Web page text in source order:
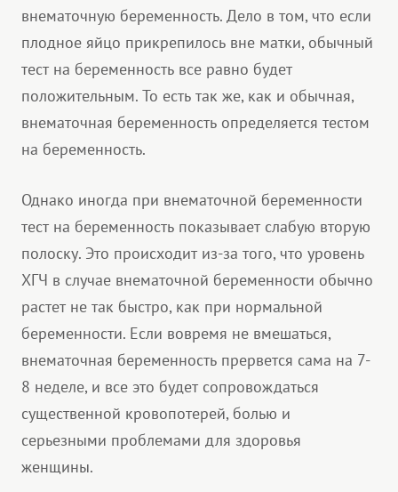
внематочную беременность. Дело в том, что если
плодное яйцо прикрепилось вне матки, обычный
тест на беременность все равно будет
положительным. То есть так же, как и обычная,
внематочная беременность определяется тестом
на беременность.
Однако иногда при внематочной беременности
тест на беременность показывает слабую вторую
полоску. Это происходит из-за того, что уровень
ХГЧ в случае внематочной беременности обычно
растет не так быстро, как при нормальной
беременности. Если вовремя не вмешаться,
внематочная беременность прервется сама на 7-
8 неделе, и все это будет сопровождаться
существенной кровопотерей, болью и
серьезными проблемами для здоровья
женщины.